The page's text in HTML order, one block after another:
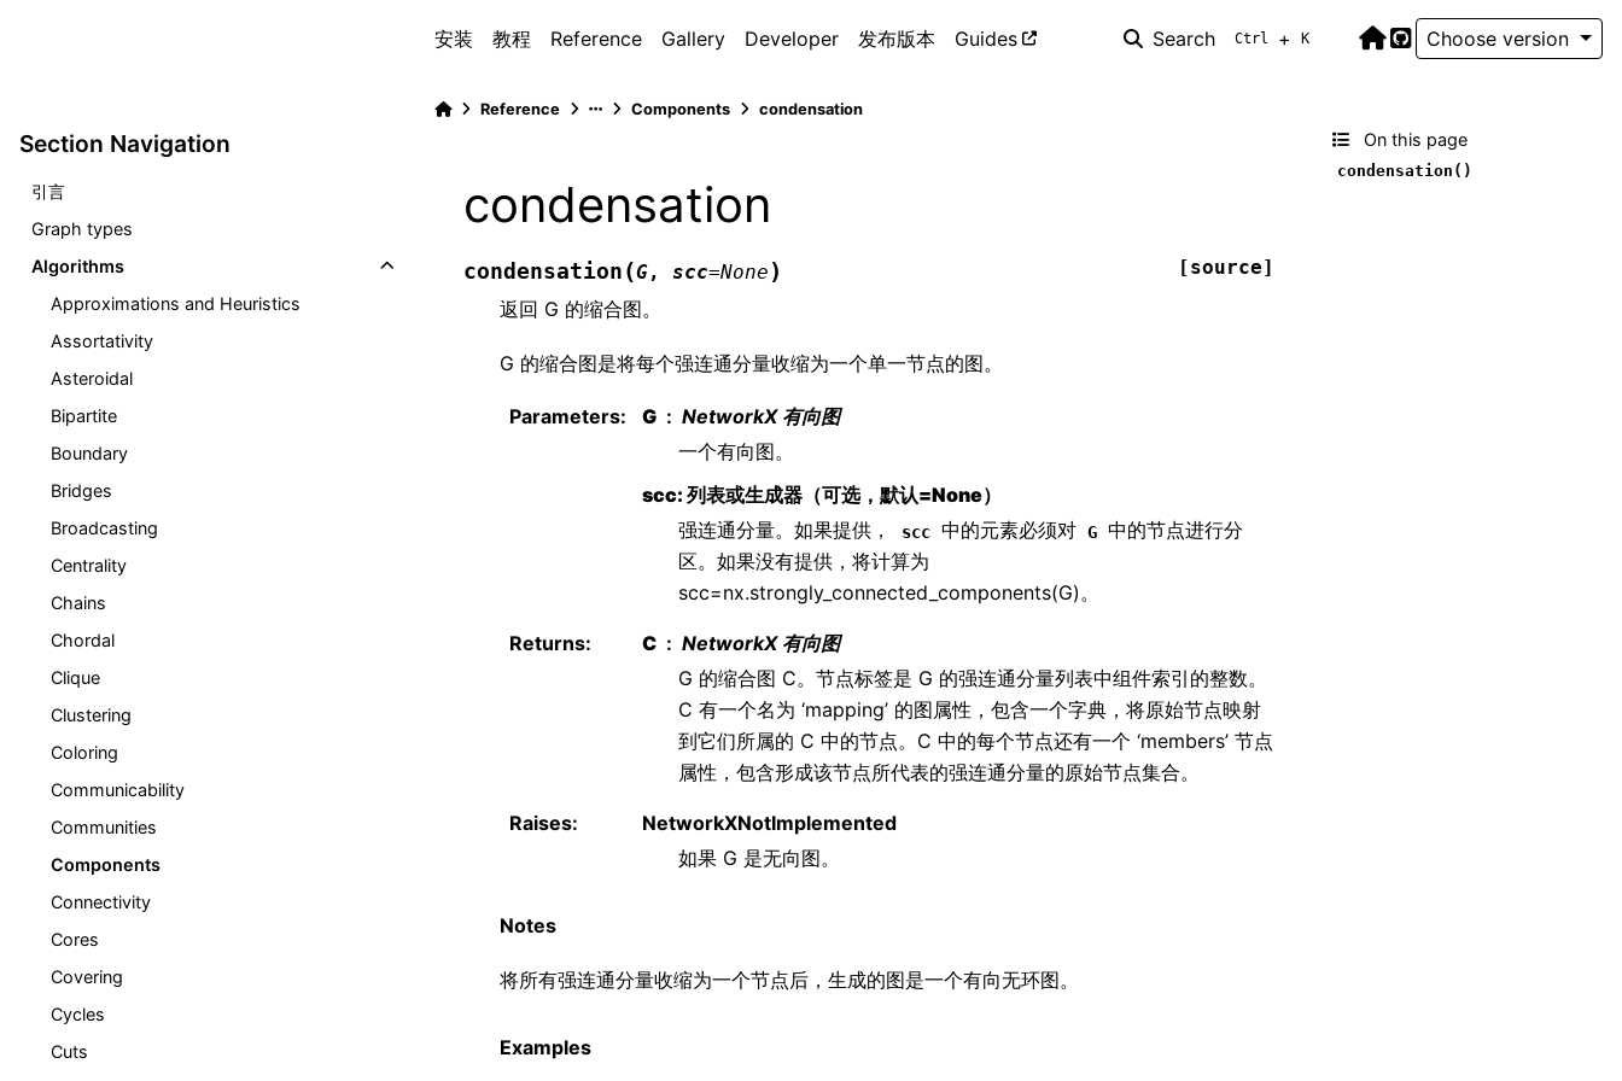
安装 教程 Reference Gallery Developer 发布版本 Guides Search Ctrl + K
Home Page
GitHub
Choose version
Section Navigation
引言
Graph types
Algorithms
Approximations and Heuristics
Assortativity
Asteroidal
Bipartite
Boundary
Bridges
Broadcasting
Centrality
Chains
Chordal
Clique
Clustering
Coloring
Communicability
Communities
Components
Connectivity
Cores
Covering
Cycles
Cuts
Reference Components condensation
condensation
condensation (G, scc=None ) [source]
返回 G 的缩合图。
G 的缩合图是将每个强连通分量收缩为一个单一节点的图。
Parameters: G
NetworkX 有向图
一个有向图。
scc: 列表或生成器（可选，默认=None）
强连通分量。如果提供，
scc 中的元素必须对 G 中的节点进行分
区。如果没有提供，将计算为
scc=nx.strongly_connected_components(G)。
Returns: C
NetworkX 有向图
G 的缩合图 C。节点标签是 G 的强连通分量列表中组件索引的整数。
C 有一个名为 ‘mapping’ 的图属性，包含一个字典，将原始节点映射
到它们所属的 C 中的节点。C 中的每个节点还有一个 ‘members’ 节点
属性，包含形成该节点所代表的强连通分量的原始节点集合。
Raises:
NetworkXNotImplemented
如果 G 是无向图。
Notes
将所有强连通分量收缩为一个节点后，生成的图是一个有向无环图。
Examples
On this page
condensation()